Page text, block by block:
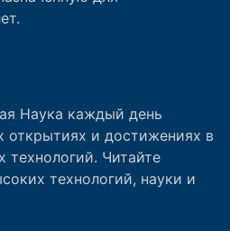
Наука каждый день
открытиях и достижениях в
технологий. Читайте
технологий, науки и